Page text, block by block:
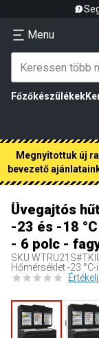
Menu
Főzőkészülékek
Megnyitottuk új
bevezető
Üvegajtós
-23 és -18
- 6 polc -
SKU
Hőmérséklet -23 °C-